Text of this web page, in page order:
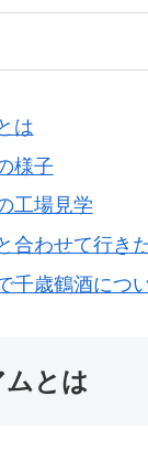
は
様子
工場見学
合わせて行き
千歳鶴酒につ
とは